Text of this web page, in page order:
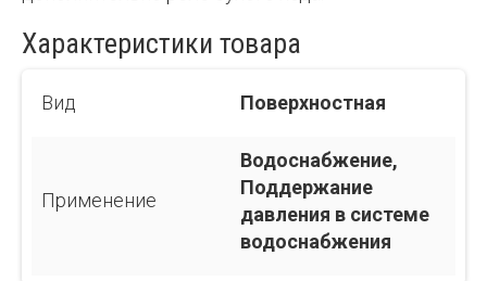
Характеристики товара
Вид Поверхностная
Применение
Водоснабжение,
Поддержание
давления в системе
водоснабжения